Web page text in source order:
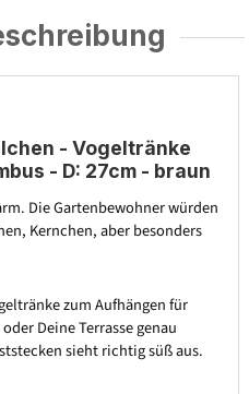
- Vogeltränke
- D: 27cm - braun
Die Gartenbewohner würden
Kernchen, aber besonders
zum Aufhängen für
Deine Terrasse genau
sieht richtig süß aus.